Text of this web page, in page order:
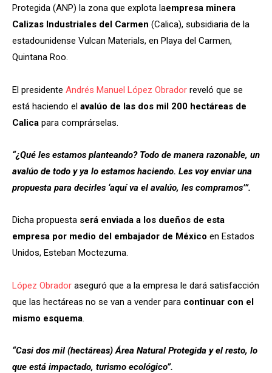
Protegida (ANP) la zona que explota laempresa minera
Calizas Industriales del Carmen (Calica), subsidiaria de la
estadounidense Vulcan Materials, en Playa del Carmen,
Quintana Roo.
El presidente Andrés Manuel López Obrador reveló que se
está haciendo el avalúo de las dos mil 200 hectáreas de
Calica para comprárselas.
“¿Qué les estamos planteando? Todo de manera razonable, un
avalúo de todo y ya lo estamos haciendo. Les voy enviar una
propuesta para decirles ‘aquí va el avalúo, les compramos’”.
Dicha propuesta será enviada a los dueños de esta
empresa por medio del embajador de México en Estados
Unidos, Esteban Moctezuma.
López Obrador aseguró que a la empresa le dará satisfacción
que las hectáreas no se van a vender para continuar con el
mismo esquema
“Casi dos mil (hectáreas) Área Natural Protegida y el resto, lo
que está impactado, turismo ecológico”.